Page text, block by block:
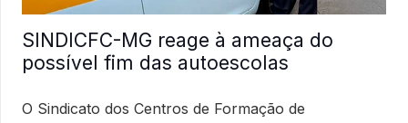
SINDICFC-MG reage à ameaça do
possível fim das autoescolas
O Sindicato dos Centros de Formação de